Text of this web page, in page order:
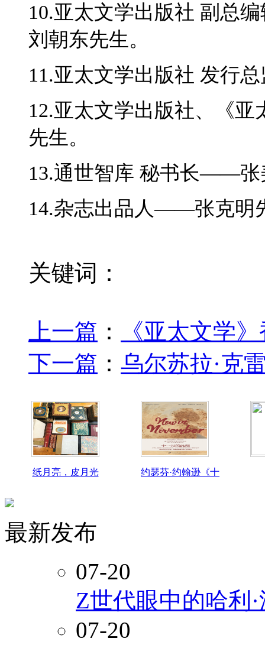
10.亚太文学出版社 副总
刘朝东先生。
11.亚太文学出版社 发行
12.亚太文学出版社、《
先生。
13.通世智库 秘书长——张
14.杂志出品人——张克明
关键词：
上一篇 ：
《亚太文学
下一篇 ： 乌尔苏拉·克
纸月亮，皮月光 约瑟芬·约翰逊《十
最新发布
07-20
Z世代眼中的哈利
07-20